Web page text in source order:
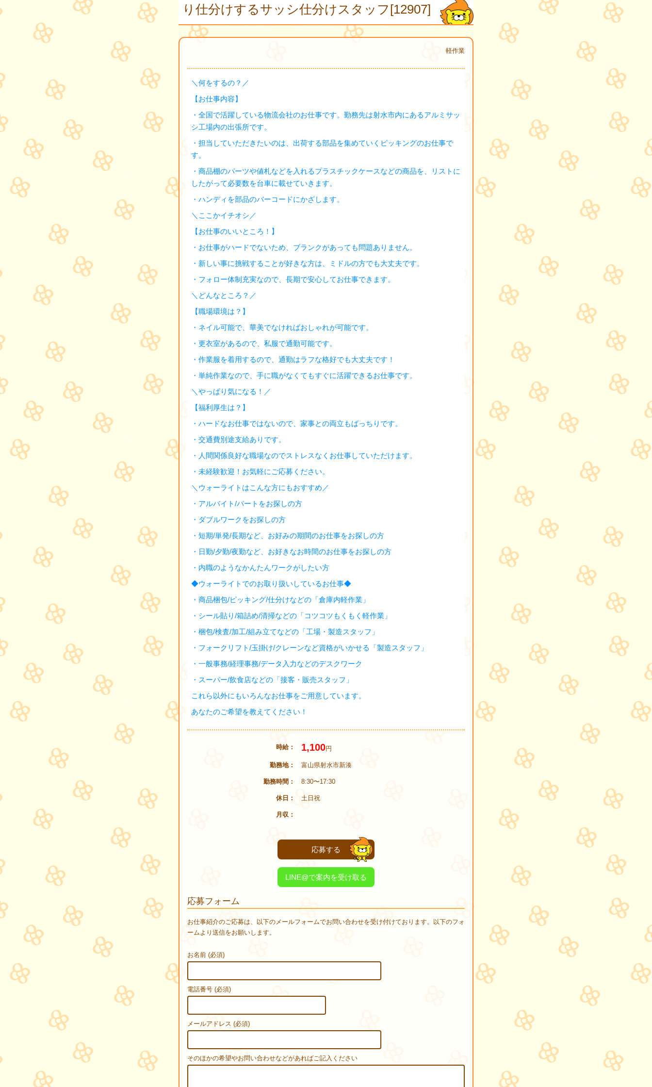
り仕分けするサッシ仕分けスタッフ[12907]
軽作業
＼何をするの？／
【お仕事内容】
・全国で活躍している物流会社のお仕事です。勤務先は射水市内にあるアルミサッ
シ工場内の出張所です。
・担当していただきたいのは、出荷する部品を集めていくピッキングのお仕事で
す。
・商品棚のパーツや値札などを入れるプラスチックケースなどの商品を、リストに
したがって必要数を台車に載せていきます。
・ハンディを部品のバーコードにかざします。
＼ここかイチオシ／
【お仕事のいいところ！】
・お仕事がハードでないため、ブランクがあっても問題ありません。
・新しい事に挑戦することが好きな方は、ミドルの方でも大丈夫です。
・フォロー体制充実なので、長期で安心してお仕事できます。
＼どんなところ？／
【職場環境は？】
・ネイル可能で、華美でなければおしゃれが可能です。
・更衣室があるので、私服で通勤可能です。
・作業服を着用するので、通勤はラフな格好でも大丈夫です！
・単純作業なので、手に職がなくてもすぐに活躍できるお仕事です。
＼やっぱり気になる！／
【福利厚生は？】
・ハードなお仕事ではないので、家事との両立もばっちりです。
・交通費別途支給ありです。
・人間関係良好な職場なのでストレスなくお仕事していただけます。
・未経験歓迎！お気軽にご応募ください。
＼ウォーライトはこんな方にもおすすめ／
・アルバイト/パートをお探しの方
・ダブルワークをお探しの方
・短期/単発/長期など、お好みの期間のお仕事をお探しの方
・日勤/夕勤/夜勤など、お好きなお時間のお仕事をお探しの方
・内職のようなかんたんワークがしたい方
◆ウォーライトでのお取り扱いしているお仕事◆
・商品梱包/ピッキング/仕分けなどの「倉庫内軽作業」
・シール貼り/箱詰め/清掃などの「コツコツもくもく軽作業」
・梱包/検査/加工/組み立てなどの「工場・製造スタッフ」
・フォークリフト/玉掛け/クレーンなど資格がいかせる「製造スタッフ」
・一般事務/経理事務/データ入力などのデスクワーク
・スーパー/飲食店などの「接客・販売スタッフ」
これら以外にもいろんなお仕事をご用意しています。
あなたのご希望を教えてください！
時給 1,100円
勤務地 富山県射水市新湊
勤務時間 8:30〜17:30
休日 土日祝
月収
応募する
LINE@で案内を受け取る
応募フォーム
お仕事紹介のご応募は、以下のメールフォームでお問い合わせを受け付けております。以下のフォ
ームより送信をお願いします。
お名前 (必須)
電話番号 (必須)
メールアドレス (必須)
そのほかの希望やお問い合わせなどがあればご記入ください